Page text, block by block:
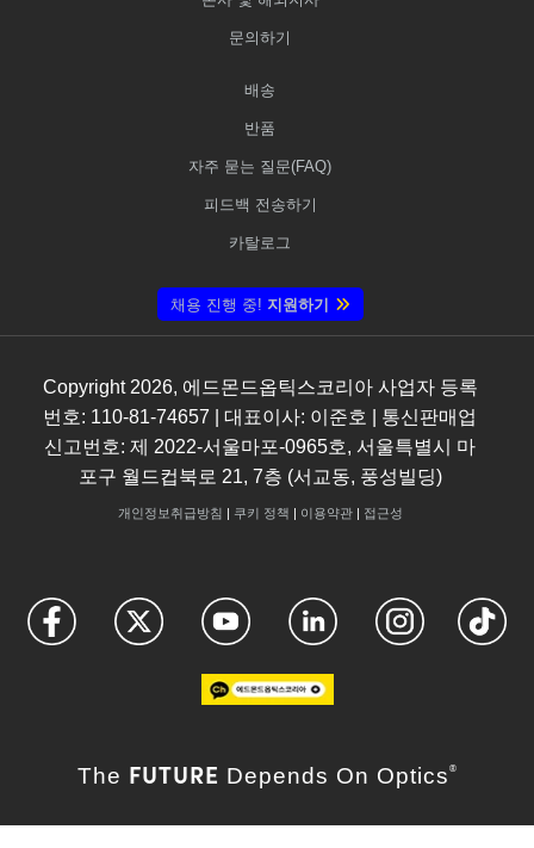
문의하기
배송
반품
자주 묻는 질문(FAQ)
피드백 전송하기
카탈로그
채용 진행 중! 지원하기
Copyright 2026, 에드몬드옵틱스코리아 사업자 등록
번호: 110-81-74657 | 대표이사: 이준호 | 통신판매업
신고번호: 제 2022-서울마포-0965호, 서울특별시 마
포구 월드컵북로 21, 7층 (서교동, 풍성빌딩)
개인정보취급방침 | 쿠키 정책 | 이용약관| 접근성
The FUTURE Depends On Optics ®